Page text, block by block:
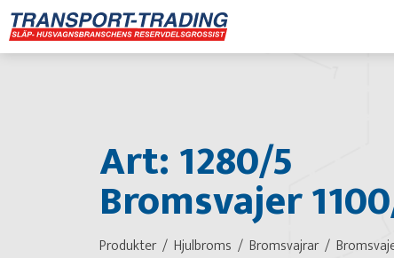
Art: 1280/5
Bromsvajer
Produkter Hjulbroms Bromsvajrar